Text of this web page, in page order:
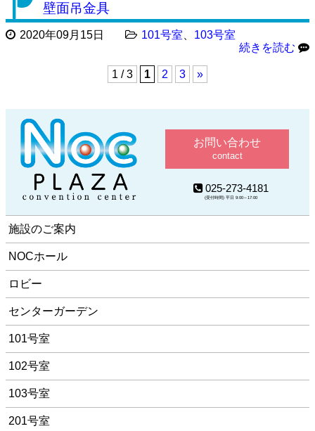
壁面吊金具
2020年09月15日 101号室
103号室
続きを読む
1 / 3 1 2 3 »
お問い合わせ
contact
025-273-4181
(受付時間) 平日 9:00～17:00
施設のご案内
NOCホール
ロビー
センターガーデン
101号室
102号室
103号室
201号室